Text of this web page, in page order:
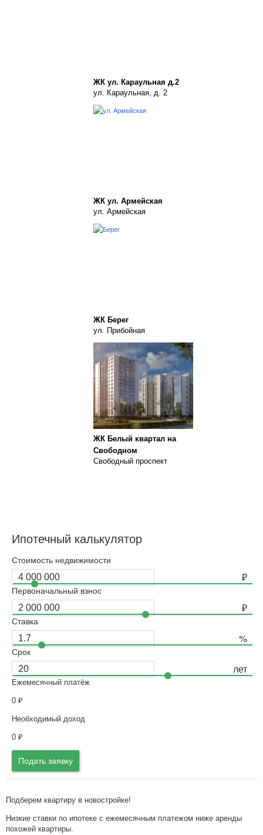
ЖК ул. Караульная д.2
ул. Караульная, д. 2
ЖК ул. Армейская
ул. Армейская
ЖК Берег
ул. Прибойная
ЖК Белый квартал на
Свободном
Свободный проспект
Ипотечный калькулятор
Стоимость недвижимости
Первоначальный взнос
Ставка
Срок
Ежемесячный платёж
0 ₽
Необходимый доход
0 ₽
Подать заявку
Подберем квартиру в новостройке!
Низкие ставки по ипотеке с ежемесячным платежом ниже аренды
похожей квартиры.